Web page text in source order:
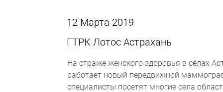
12 Марта 2019
ГТРК Лотос Астрахань
На страже женского здоровья в сёлах
работает новый передвижной
специалисты посетят многие села